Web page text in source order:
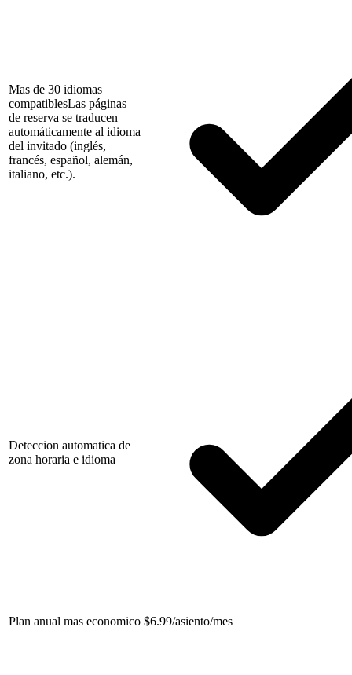
Mas de 30 idiomas
compatiblesLas páginas
de reserva se traducen
automáticamente al idioma
del invitado (inglés,
francés, español, alemán,
italiano, etc.).
Deteccion automatica de
zona horaria e idioma
Plan anual mas economico $6.99/asiento/mes